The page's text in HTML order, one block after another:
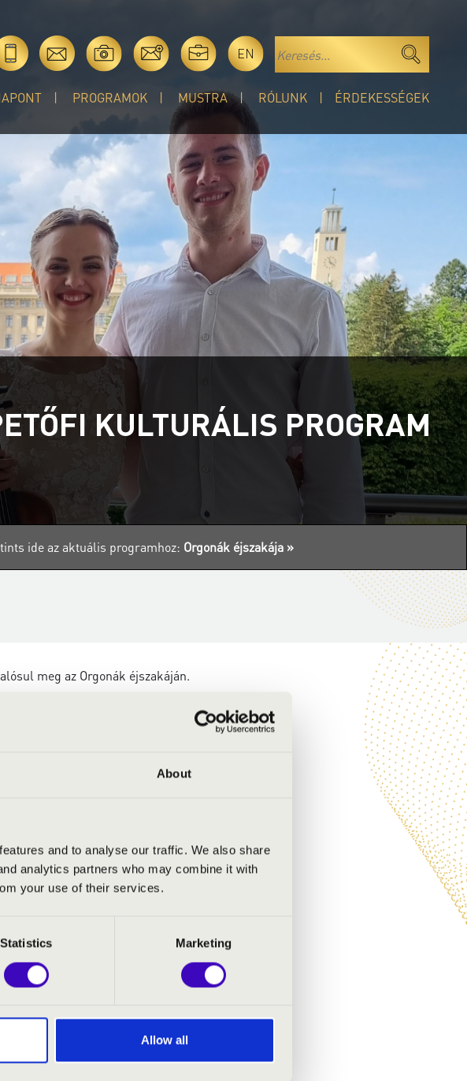
About
and to analyse our traffic. We also share
analytics partners who may combine it with
your use of their services.
Statistics Marketing
Allow all
EN
PROGRAMOK MUSTRA RÓLUNK ÉRDEKESSÉGEK
KULTURÁLIS PROGRAM
ide az aktuális programhoz: Orgonák éjszakája »
meg az Orgonák éjszakáján.